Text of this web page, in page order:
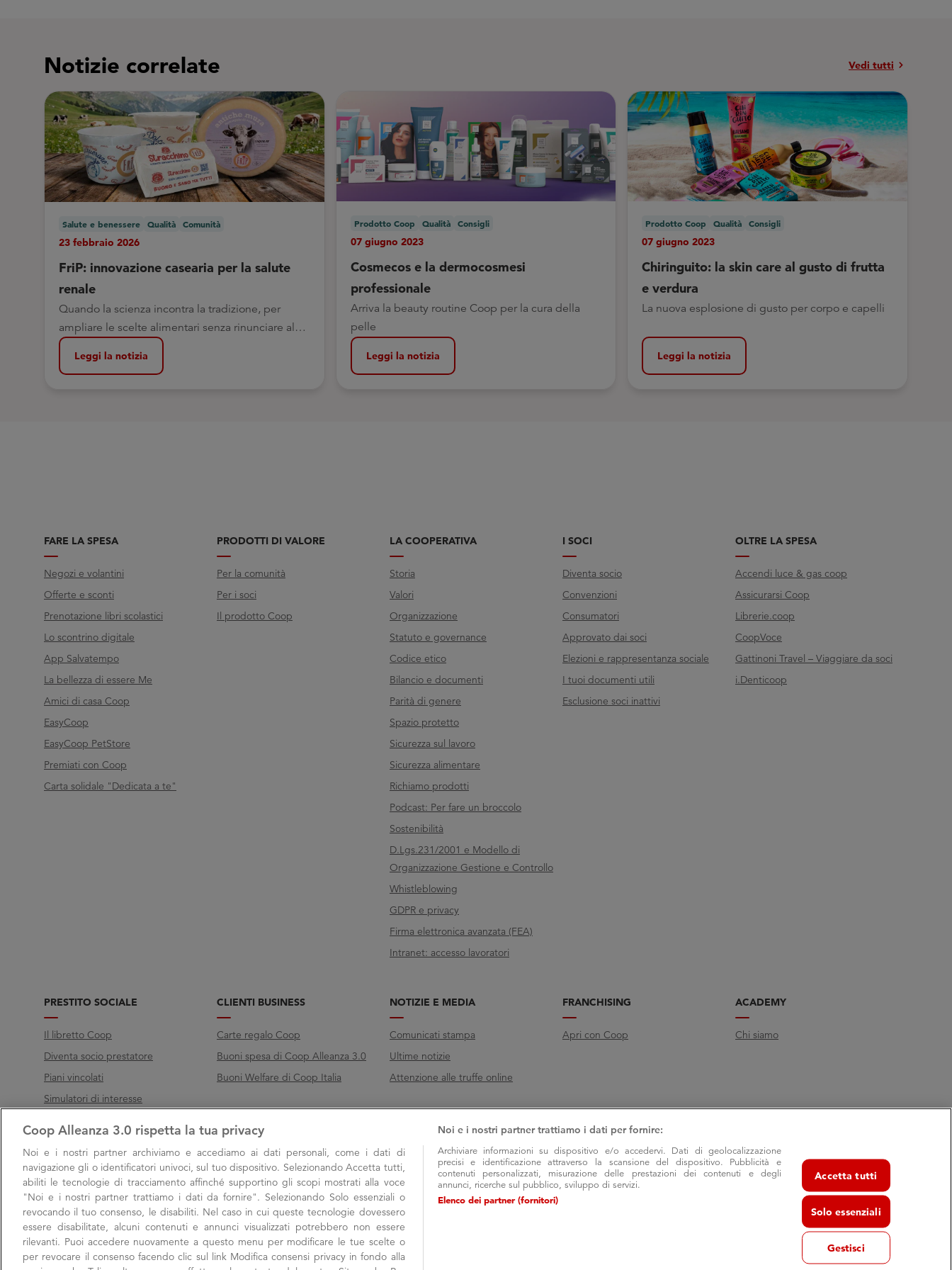
Notizie correlate Vedi tutti chevron_right
Salute e benessere Qualità Comunità
23 febbraio 2026
FriP: innovazione casearia per la salute
renale
Quando la scienza incontra la tradizione, per
ampliare le scelte alimentari senza rinunciare al
piacere
Leggi la notizia
Prodotto Coop Qualità Consigli
07 giugno 2023
Cosmecos e la dermocosmesi
professionale
Arriva la beauty routine Coop per la cura della
pelle
Leggi la notizia
Prodotto Coop Qualità Consigli
07 giugno 2023
Chiringuito: la skin care al gusto di frutta
e verdura
La nuova esplosione di gusto per corpo e capelli
Leggi la notizia
FARE LA SPESA
Negozi e volantini
Offerte e sconti
Prenotazione libri scolastici
Lo scontrino digitale
App Salvatempo
La bellezza di essere Me
Amici di casa Coop
EasyCoop
EasyCoop PetStore
Premiati con Coop
Carta solidale "Dedicata a te"
PRODOTTI DI VALORE
Per la comunità
Per i soci
Il prodotto Coop
LA COOPERATIVA
Storia
Valori
Organizzazione
Statuto e governance
Codice etico
Bilancio e documenti
Parità di genere
Spazio protetto
Sicurezza sul lavoro
Sicurezza alimentare
Richiamo prodotti
Podcast: Per fare un broccolo
Sostenibilità
D.Lgs.231/2001 e Modello di
Organizzazione Gestione e Controllo
Whistleblowing
GDPR e privacy
Firma elettronica avanzata (FEA)
Intranet: accesso lavoratori
I SOCI
Diventa socio
Convenzioni
Consumatori
Approvato dai soci
Elezioni e rappresentanza sociale
I tuoi documenti utili
Esclusione soci inattivi
OLTRE LA SPESA
Accendi luce & gas coop
Assicurarsi Coop
Librerie.coop
CoopVoce
Gattinoni Travel – Viaggiare da soci
i.Denticoop
PRESTITO SOCIALE
Il libretto Coop
Diventa socio prestatore
Piani vincolati
Simulatori di interesse
CLIENTI BUSINESS
Carte regalo Coop
Buoni spesa di Coop Alleanza 3.0
Buoni Welfare di Coop Italia
NOTIZIE E MEDIA
Comunicati stampa
Ultime notizie
Attenzione alle truffe online
FRANCHISING
Apri con Coop
ACADEMY
Chi siamo
Call800 000 003
Lunedì → Venerdì, 9:00 → 17:00
Sabato, 9:00 → 13:00
COOP ALLEANZA 3.0 Soc. Coop. via Villanova 29/7- 40055 Castenaso (Bo) - frazione Villanova
Coop Alleanza 3.0 rispetta la tua privacy
Noi e i nostri partner archiviamo e accediamo ai dati personali, come i dati di
navigazione gli o identificatori univoci, sul tuo dispositivo. Selezionando Accetta tutti,
abiliti le tecnologie di tracciamento affinché supportino gli scopi mostrati alla voce
"Noi e i nostri partner trattiamo i dati da fornire". Selezionando Solo essenziali o
revocando il tuo consenso, le disabiliti. Nel caso in cui queste tecnologie dovessero
essere disabilitate, alcuni contenuti e annunci visualizzati potrebbero non essere
rilevanti. Puoi accedere nuovamente a questo menu per modificare le tue scelte o
per revocare il consenso facendo clic sul link Modifica consensi privacy in fondo alla
Noi e i nostri partner trattiamo i dati per fornire:
Archiviare informazioni su dispositivo e/o accedervi. Dati di geolocalizzazione
precisi e identificazione attraverso la scansione del dispositivo. Pubblicità e
contenuti personalizzati, misurazione delle prestazioni dei contenuti e degli
annunci, ricerche sul pubblico, sviluppo di servizi.
Elenco dei partner (fornitori)
Accetta tutti
Solo essenziali
Gestisci